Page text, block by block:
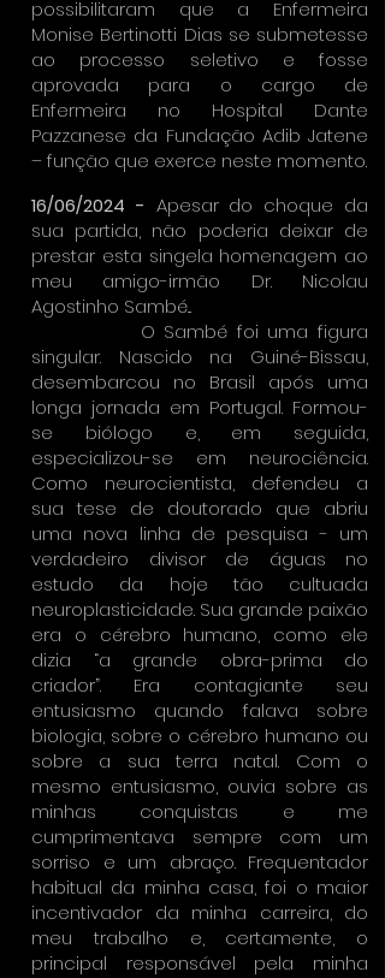
possibilitaram que a Enfermeira
Monise Bertinotti Dias se submetesse
ao processo seletivo e fosse
aprovada para o cargo de
Enfermeira no Hospital Dante
Pazzanese da Fundação Adib Jatene
– função que exerce neste momento.
16/06/2024 - Apesar do choque da
sua partida, não poderia deixar de
prestar esta singela homenagem ao
meu amigo-irmão Dr. Nicolau
Agostinho Sambé...
O Sambé foi uma figura
singular. Nascido na Guiné-Bissau,
desembarcou no Brasil após uma
longa jornada em Portugal. Formou-
se biólogo e, em seguida,
especializou-se em neurociência.
Como neurocientista, defendeu a
sua tese de doutorado que abriu
uma nova linha de pesquisa - um
verdadeiro divisor de águas no
estudo da hoje tão cultuada
neuroplasticidade. Sua grande paixão
era o cérebro humano, como ele
dizia “a grande obra-prima do
criador”. Era contagiante seu
entusiasmo quando falava sobre
biologia, sobre o cérebro humano ou
sobre a sua terra natal. Com o
mesmo entusiasmo, ouvia sobre as
minhas conquistas e me
cumprimentava sempre com um
sorriso e um abraço. Frequentador
habitual da minha casa, foi o maior
incentivador da minha carreira, do
meu trabalho e, certamente, o
principal responsável pela minha